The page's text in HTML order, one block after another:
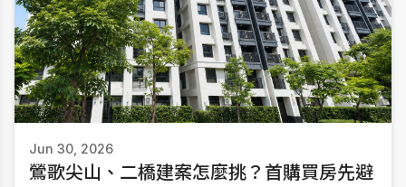
Jun 30, 2026
鶯歌尖山、二橋建案怎麼挑？首購買房先避